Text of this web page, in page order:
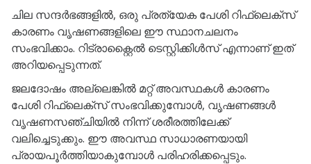
ചില സന്ദർഭങ്ങളിൽ, ഒരു പ്രത്യേക പേശി റിഫ്ലെക്സ്
കാരണം വൃഷണങ്ങളിലെ ഈ സ്ഥാനചലനം
സംഭവിക്കാം. റിട്രാക്റ്റൈൽ ടെസ്റ്റിക്കിൾസ് എന്നാണ് ഇത്
അറിയപ്പെടുന്നത്.
ജലദോഷം അല്ലെങ്കിൽ മറ്റ് അവസ്ഥകൾ കാരണം
പേശി റിഫ്ലെക്സ് സംഭവിക്കുമ്പോൾ, വൃഷണങ്ങൾ
വൃഷണസഞ്ചിയിൽ നിന്ന് ശരീരത്തിലേക്ക്
വലിച്ചെടുക്കും. ഈ അവസ്ഥ സാധാരണയായി
പ്രായപൂർത്തിയാകുമ്പോൾ പരിഹരിക്കപ്പെടും.